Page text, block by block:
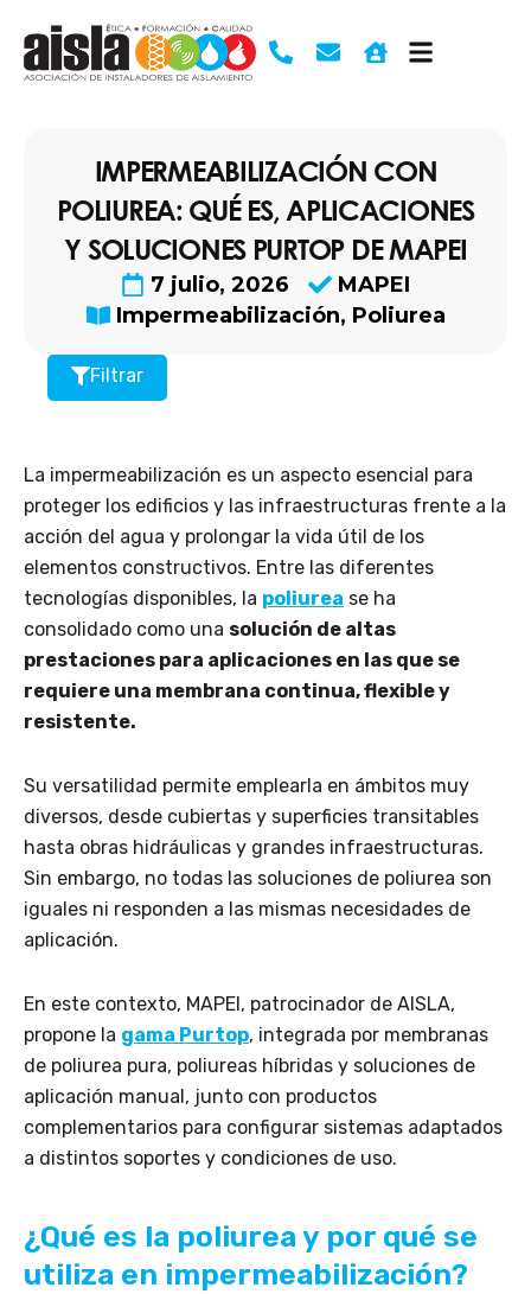
contenido
IMPERMEABILIZACIÓN CON
POLIUREA: QUÉ ES, APLICACIONES
Y SOLUCIONES PURTOP DE MAPEI
7 julio, 2026
MAPEI
Impermeabilización, Poliurea
Filtrar
La impermeabilización es un aspecto esencial para
proteger los edificios y las infraestructuras frente a la
acción del agua y prolongar la vida útil de los
elementos constructivos. Entre las diferentes
tecnologías disponibles, la poliurea se ha
consolidado como una solución de altas
prestaciones para aplicaciones en las que se
requiere una membrana continua, flexible y
resistente.
Su versatilidad permite emplearla en ámbitos muy
diversos, desde cubiertas y superficies transitables
hasta obras hidráulicas y grandes infraestructuras.
Sin embargo, no todas las soluciones de poliurea son
iguales ni responden a las mismas necesidades de
aplicación.
En este contexto, MAPEI, patrocinador de AISLA,
propone la gama Purtop, integrada por membranas
de poliurea pura, poliureas híbridas y soluciones de
aplicación manual, junto con productos
complementarios para configurar sistemas adaptados
a distintos soportes y condiciones de uso.
¿Qué es la poliurea y por qué se
utiliza en impermeabilización?